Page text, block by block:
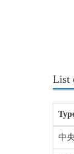
List
中